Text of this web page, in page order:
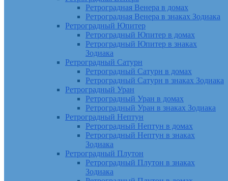
Ретроградная Венера в домах
Ретроградная Венера в знаках Зодиака
Ретроградный Юпитер
Ретроградный Юпитер в домах
Ретроградный Юпитер в знаках
Зодиака
Ретроградный Сатурн
Ретроградный Сатурн в домах
Ретроградный Сатурн в знаках Зодиака
Ретроградный Уран
Ретроградный Уран в домах
Ретроградный Уран в знаках Зодиака
Ретроградный Нептун
Ретроградный Нептун в домах
Ретроградный Нептун в знаках
Зодиака
Ретроградный Плутон
Ретроградный Плутон в знаках
Зодиака